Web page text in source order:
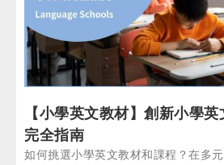
【小學英文教材】創新小學
完全指南
如何挑選小學英文教材和課程？在多